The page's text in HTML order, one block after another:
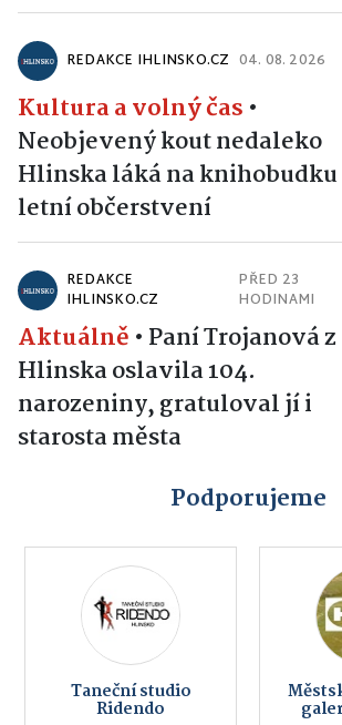
REDAKCE IHLINSKO.CZ 04. 08. 2026
Kultura a volný čas •
Neobjevený kout nedaleko
Hlinska láká na
letní občerstvení
REDAKCE
IHLINSKO.CZ
PŘED 23
HODINAMI
Aktuálně • Paní Trojanová z
Hlinska oslavila 104.
narozeniny, gratuloval jí i
starosta města
Podporujeme
Taneční studio
Ridendo